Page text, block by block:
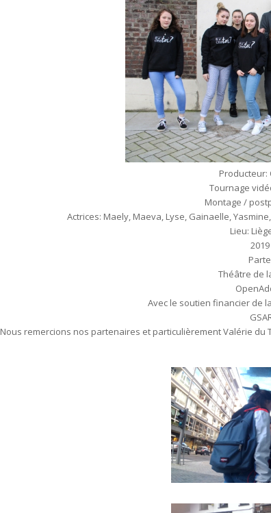
Producteur:
Tournage
Montage /
Actrices: Maely, Maeva, Lyse, Gainaelle,
Lieu:
Théâtre de
Avec le soutien financier de
Nous remercions nos partenaires et particulièrement Valérie